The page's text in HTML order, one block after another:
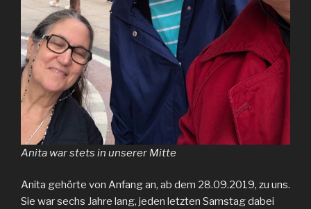
Anita war stets in unserer Mitte
Anita gehörte von Anfang an, ab dem 28.09.2019, zu uns.
Sie war sechs Jahre lang, jeden letzten Samstag dabei